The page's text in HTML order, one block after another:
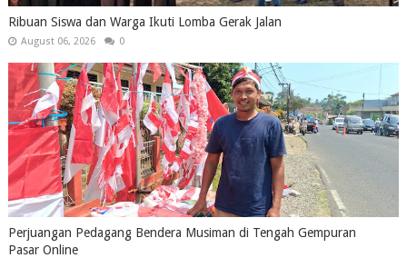
Ribuan Siswa dan Warga Ikuti Lomba Gerak Jalan
August 06, 2026 0
Perjuangan Pedagang Bendera Musiman di Tengah Gempuran
Pasar Online